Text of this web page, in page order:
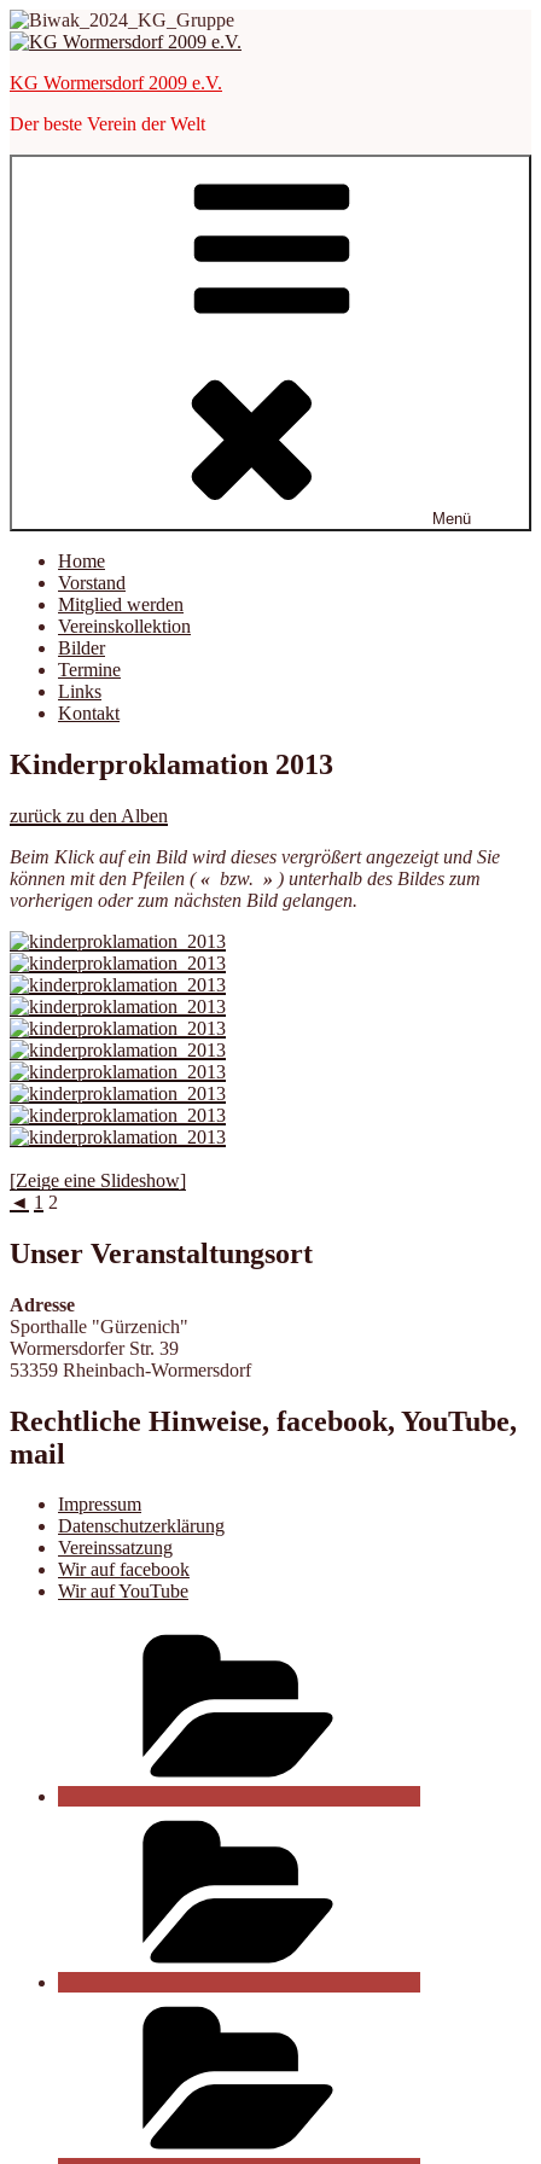
Zum
Inhalt
KG Wormersdorf 2009 e.V.
Der beste Verein der Welt
Menü
Home
Vorstand
Mitglied werden
Vereinskollektion
Bilder
Termine
Links
Kontakt
Kinderproklamation 2013
zurück zu den Alben
Beim Klick auf ein Bild wird dieses vergrößert angezeigt und Sie
können mit den Pfeilen (« bzw. » ) unterhalb des Bildes zum
vorherigen oder zum nächsten Bild gelangen.
[Zeige eine Slideshow]
◄ 1 2
Unser Veranstaltungsort
Adresse
Sporthalle "Gürzenich"
Wormersdorfer Str. 39
53359 Rheinbach-Wormersdorf
Rechtliche Hinweise, facebook, YouTube,
mail
Impressum
Datenschutzerklärung
Vereinssatzung
Wir auf facebook
Wir auf YouTube
Datenschutzerklärung
Vereinssatzung